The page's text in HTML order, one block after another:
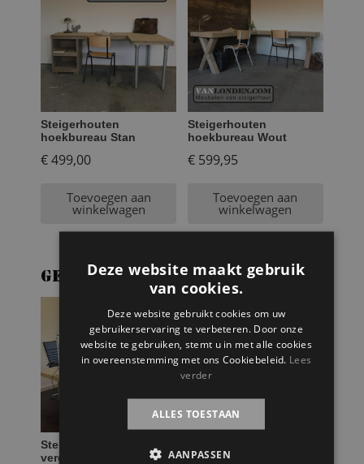
Steigerhouten
hoekbureau Stan
€499,00
Toevoegen aan
winkelwagen
Steigerhouten
hoekbureau Wout
€599,95
Toevoegen aan
winkelwagen
Gerelateerde producten
Steigerhouten
vergadertafel Louis
Aiden
Deze website maakt gebruik
van cookies.
Deze website gebruikt cookies om uw
gebruikerservaring te verbeteren. Door onze
website te gebruiken, stemt u in met alle cookies
in overeenstemming met ons Cookiebeleid. Lees
verder
ALLES TOESTAAN
AANPASSEN